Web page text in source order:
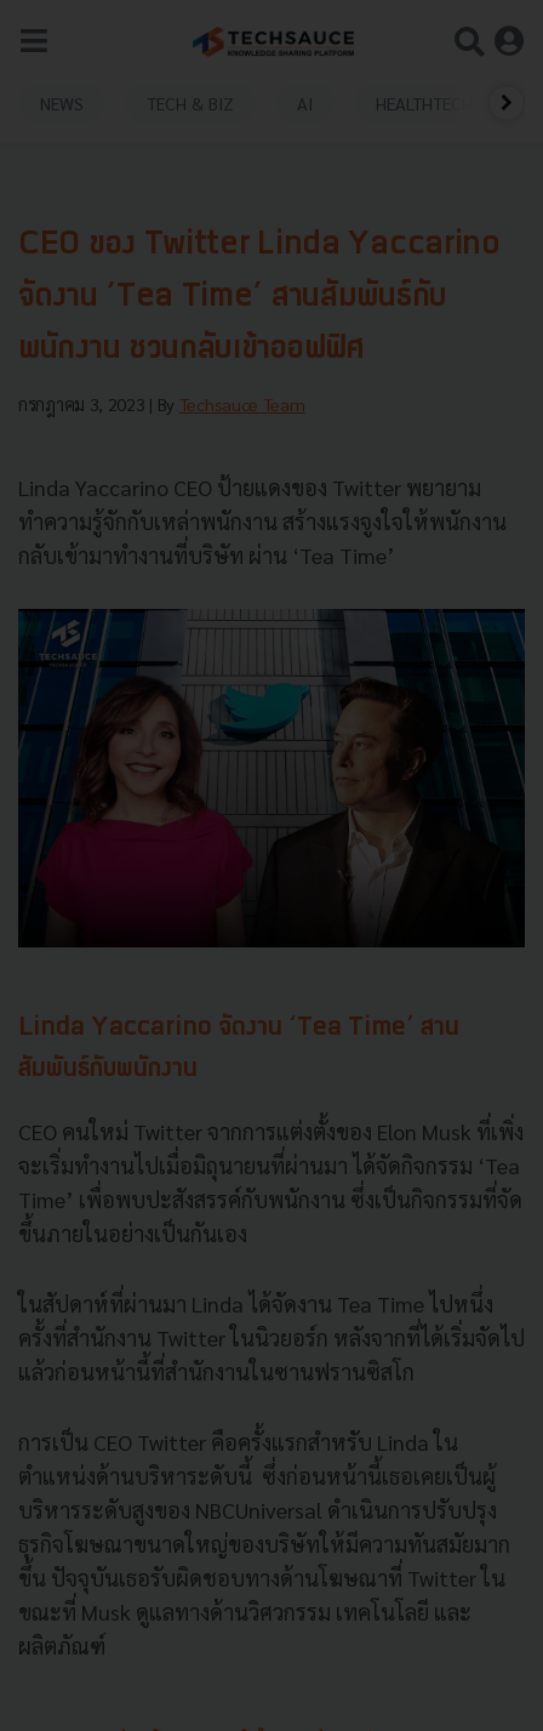
NEWS TECH & BIZ AI HEALTHTECH
CEO ของ Twitter Linda Yaccarino
จัดงาน ‘Tea Time’ สานสัมพันธ์กับ
พนักงาน ชวนกลับเข้าออฟฟิศ
กรกฎาคม 3, 2023 | By Techsauce Team
Linda Yaccarino CEO ป้ายแดงของ Twitter พยายาม
ทำความรู้จักกับเหล่าพนักงาน สร้างแรงจูงใจให้พนักงาน
กลับเข้ามาทำงานที่บริษัท ผ่าน ‘Tea Time’
Linda Yaccarino จัดงาน ‘Tea Time’ สาน
สัมพันธ์กับพนักงาน
CEO คนใหม่ Twitter จากการแต่งตั้งของ Elon Musk ที่เพิ่ง
จะเริ่มทำงานไปเมื่อมิถุนายนที่ผ่านมา ได้จัดกิจกรรม ‘Tea
Time’ เพื่อพบปะสังสรรค์กับพนักงาน ซึ่งเป็นกิจกรรมที่จัด
ขึ้นภายในอย่างเป็นกันเอง
ในสัปดาห์ที่ผ่านมา Linda ได้จัดงาน Tea Time ไปหนึ่ง
ครั้งที่สำนักงาน Twitter ในนิวยอร์ก หลังจากที่ได้เริ่มจัดไป
แล้วก่อนหน้านี้ที่สำนักงานในซานฟรานซิสโก
การเป็น CEO Twitter คือครั้งแรกสำหรับ Linda ใน
ตำแหน่งด้านบริหาระดับนี้ ซึ่งก่อนหน้านี้เธอเคยเป็นผู้
บริหารระดับสูงของ NBCUniversal ดำเนินการปรับปรุง
ธุรกิจโฆษณาขนาดใหญ่ของบริษัทให้มีความทันสมัยมาก
ขึ้น ปัจจุบันเธอรับผิดชอบทางด้านโฆษณาที่ Twitter ใน
ขณะที่ Musk ดูแลทางด้านวิศวกรรม เทคโนโลยี และ
ผลิตภัณฑ์